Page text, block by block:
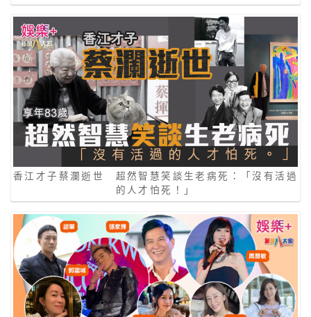
香江才子蔡瀾逝世 超然智慧笑談生老病死：「沒有活過
的人才怕死！」